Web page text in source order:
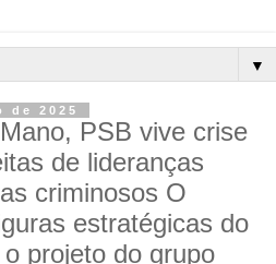
▼
de 2025
PSB vive crise
de lideranças
criminosos O
estratégicas do
projeto do grupo